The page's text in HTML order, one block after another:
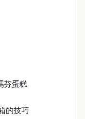
芬蛋糕
的技巧